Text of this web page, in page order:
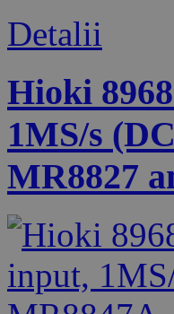
Detalii
Hioki
1MS/s
MR8827